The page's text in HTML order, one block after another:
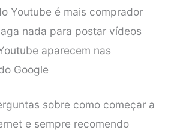
Youtube é mais comprador
nada para postar vídeos
aparecem nas
Google
sobre como começar a
e sempre recomendo